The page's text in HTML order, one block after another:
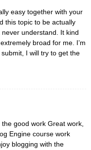
easy together with your
this topic to be actually
understand. It kind
broad for me. I’m
I will try to get the
good work Great work,
Engine course work
blogging with the